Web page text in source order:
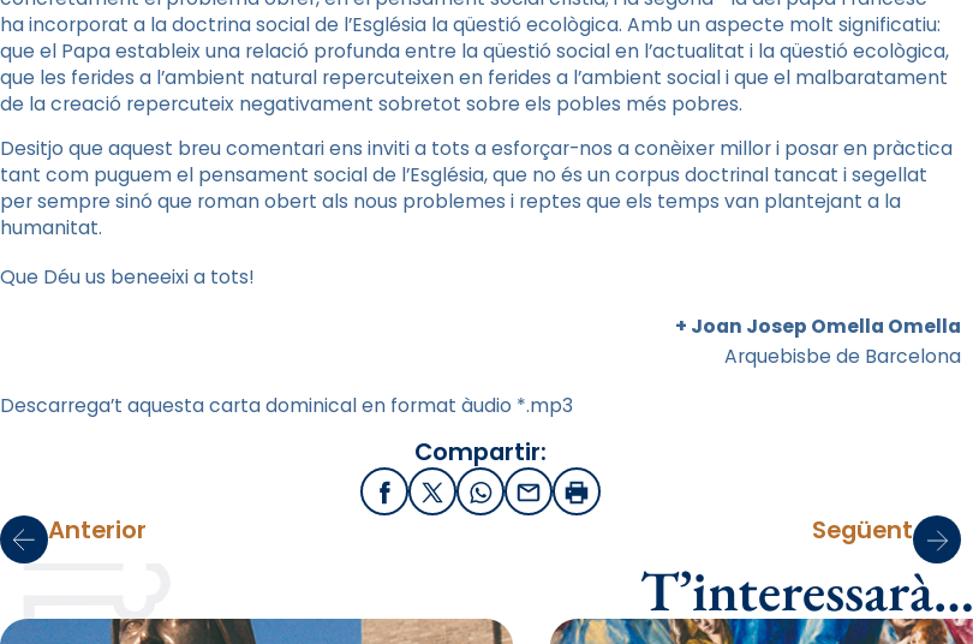
ha incorporat a la doctrina social de l’Església la qüestió ecològica. Amb un aspecte molt significatiu:
que el Papa estableix una relació profunda entre la qüestió social en l’actualitat i la qüestió ecològica,
que les ferides a l’ambient natural repercuteixen en ferides a l’ambient social i que el malbaratament
de la creació repercuteix negativament sobretot sobre els pobles més pobres.
Desitjo que aquest breu comentari ens inviti a tots a esforçar-nos a conèixer millor i posar en pràctica
tant com puguem el pensament social de l’Església, que no és un corpus doctrinal tancat i segellat
per sempre sinó que roman obert als nous problemes i reptes que els temps van plantejant a la
humanitat.
Que Déu us beneeixi a tots!
+ Joan Josep Omella Omella
Arquebisbe de Barcelona
Descarrega’t aquesta carta dominical en format àudio *.mp3
Compartir:
FacebookX / Twitter
WhatsApp
EmailImprimir
Anterior Següent
T’interessarà…